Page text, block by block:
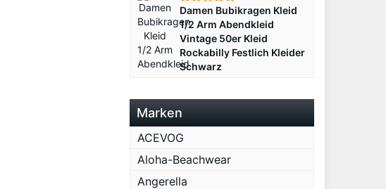
Damen Bubikragen Kleid
1/2 Arm Abendkleid
Vintage 50er Kleid
Rockabilly Festlich Kleider
Schwarz
Marken
ACEVOG
Aloha-Beachwear
Angerella